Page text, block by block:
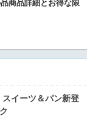
商品詳細とお得な限
イーツ＆パン新登